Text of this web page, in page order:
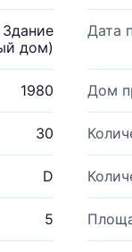
дом)
Дата
1980 Дом
30
D
5